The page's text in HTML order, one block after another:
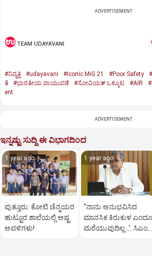
ADVERTISEMENT
TEAM UDAYAVANI
#ನಿವೃತ್ತಿ #udayavani #Iconic MiG 21 #Poor Safety
ತೆ
#ಭಾರತೀಯ ವಾಯುಪಡೆ #ಸೋವಿಯತ್‌ ಒಕ್ಕೂಟ #AIR
ent
ADVERTISEMENT
ಇನ್ನಷ್ಟು ಸುದ್ದಿ ಈ ವಿಭಾಗದಿಂದ
1 year ago
ಪುತ್ತೂರು: ಕೋಟಿ ಚೆನ್ನಯರ
ಹುಟ್ಟೂರ ಶಾಲೆಯಲ್ಲಿ ಅಷ್ಟ
ಅವಳಿಗಳು!
1 year ago
“ನಾನು ಅನುಭವಿಸಿದ
ಮಾನಸಿಕ ಕಿರುಕುಳ ಎಂದೂ
ಮರೆಯುವುದಿಲ್ಲ…’: ಸಿಎಂ